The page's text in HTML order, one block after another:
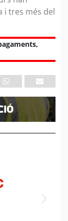
i tres més del
,